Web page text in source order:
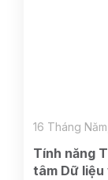
Tính năng
tâm Dữ liệu
16 Tháng